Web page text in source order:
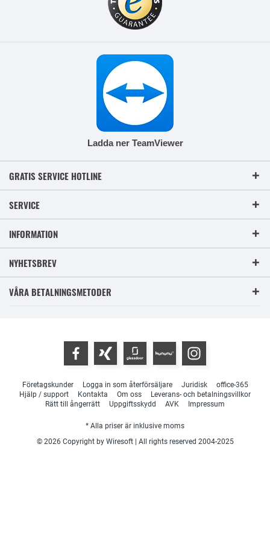
Ladda ner TeamViewer
GRATIS SERVICE HOTLINE
SERVICE
INFORMATION
NYHETSBREV
VÅRA BETALNINGSMETODER
Företagskunder Logga in som återförsäljare Juridisk
office-365
Hjälp / support
Kontakta Om oss
Leverans- och betalningsvillkor
Rätt till ångerrätt
Uppgiftsskydd AVK Impressum
* Alla priser är inklusive moms
© 2026 Copyright by Wiresoft | All rights reserved 2004-2025